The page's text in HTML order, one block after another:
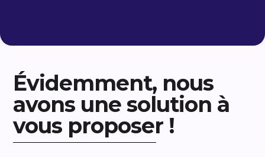
Évidemment, nous
avons une solution à
vous proposer !